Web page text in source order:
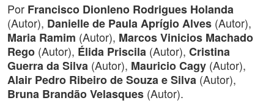
Por Francisco Dionleno Rodrigues Holanda
(Autor), Danielle de Paula Aprígio Alves (Autor),
Maria Ramim (Autor), Marcos Vinicios Machado
Rego (Autor), Élida Priscila (Autor), Cristina
Guerra da Silva (Autor), Mauricio Cagy (Autor),
Alair Pedro Ribeiro de Souza e Silva (Autor),
Bruna Brandão Velasques (Autor).